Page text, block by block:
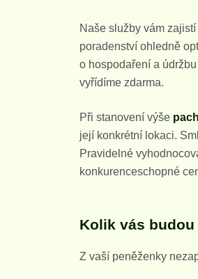
Naše služby vám
poradenství ohledně
o hospodaření a
vyřídíme zdarma.
Při stanovení výše
její konkrétní lokaci.
Pravidelné
konkurenceschopné
Kolik vás
Z vaší peněženky